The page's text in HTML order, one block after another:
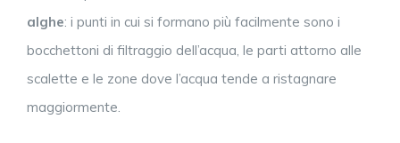
alghe: i punti in cui si formano più facilmente sono i
bocchettoni di filtraggio dell’acqua, le parti attorno alle
scalette e le zone dove l’acqua tende a ristagnare
maggiormente.